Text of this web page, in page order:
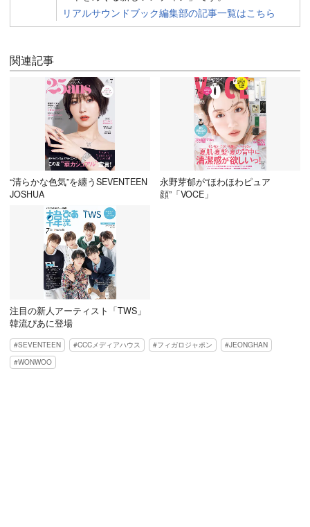
リアルサウンドブック編集部の記事一覧はこちら
関連記事
“清らかな色気”を纏うSEVENTEEN
JOSHUA
永野芽郁が“ほわほわピュア
顔”「VOCE」
注目の新人アーティスト「TWS」
韓流ぴあに登場
SEVENTEEN CCCメディアハウス フィガロジャポン
JEONGHAN
WONWOO